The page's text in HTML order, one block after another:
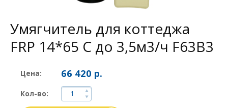
Умягчитель для коттеджа
FRP 14*65 С до 3,5м3/ч F63B3
Цена: 66 420 р.
Кол-во: